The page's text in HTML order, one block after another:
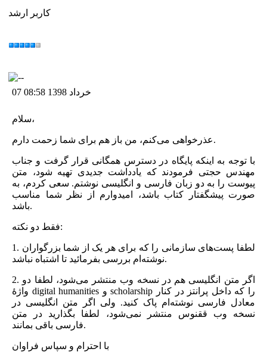
کاربر ارشد
07 خرداد 1398 08:58
سلام،
عذرخواهی می‌کنم، من باز هم برای شما زحمت دارم.
با توجه به اینکه پایگاه در دسترس همگانی قرار گرفت و جناب
مهندس حجتی فرمودند که یادداشت جدیدی تهیه شود، متن
پیوست را به دو زبان فارسی و انگلیسی نوشتم. سعی کردم، به
صورت پیشگفتار کتاب باشد، امیدوارم از نظر شما مناسب
باشد.
فقط دو نکته:
1. لطفا پست‌های سازمانی را که برای هر یک از شما بزرگواران
نوشته‌ام بررسی بفرمائید تا اشتباه نباشد.
2. اگر متن انگلیسی هم در نسخه وب منتشر می‌شود، لطفا دو
واژۀ digital humanities و scholarship را که داخل پرانتز در کنار
معادل فارسی نوشته‌ام پاک کنید. ولی اگر متن انگلیسی در
نسخه وب ققنوس منتشر نمی‌شود، لطفا بگذارید در متن
فارسی باقی بمانند.
با احترام و سپاس فراوان